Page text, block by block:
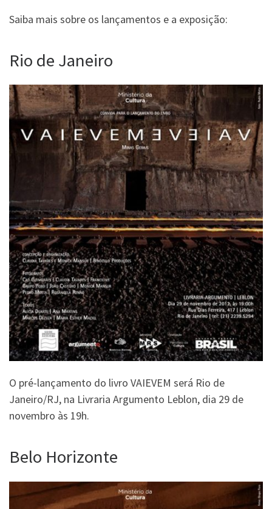
Saiba mais sobre os lançamentos e a exposição:
Rio de Janeiro
O pré-lançamento do livro VAIEVEM será Rio de
Janeiro/RJ, na Livraria Argumento Leblon, dia 29 de
novembro às 19h.
Belo Horizonte